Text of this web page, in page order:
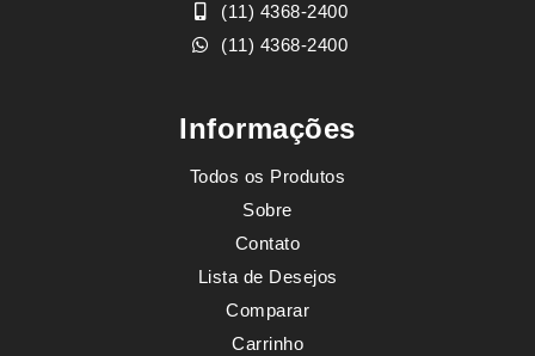
(11) 4368-2400
(11) 4368-2400
Informações
Todos os Produtos
Sobre
Contato
Lista de Desejos
Comparar
Carrinho